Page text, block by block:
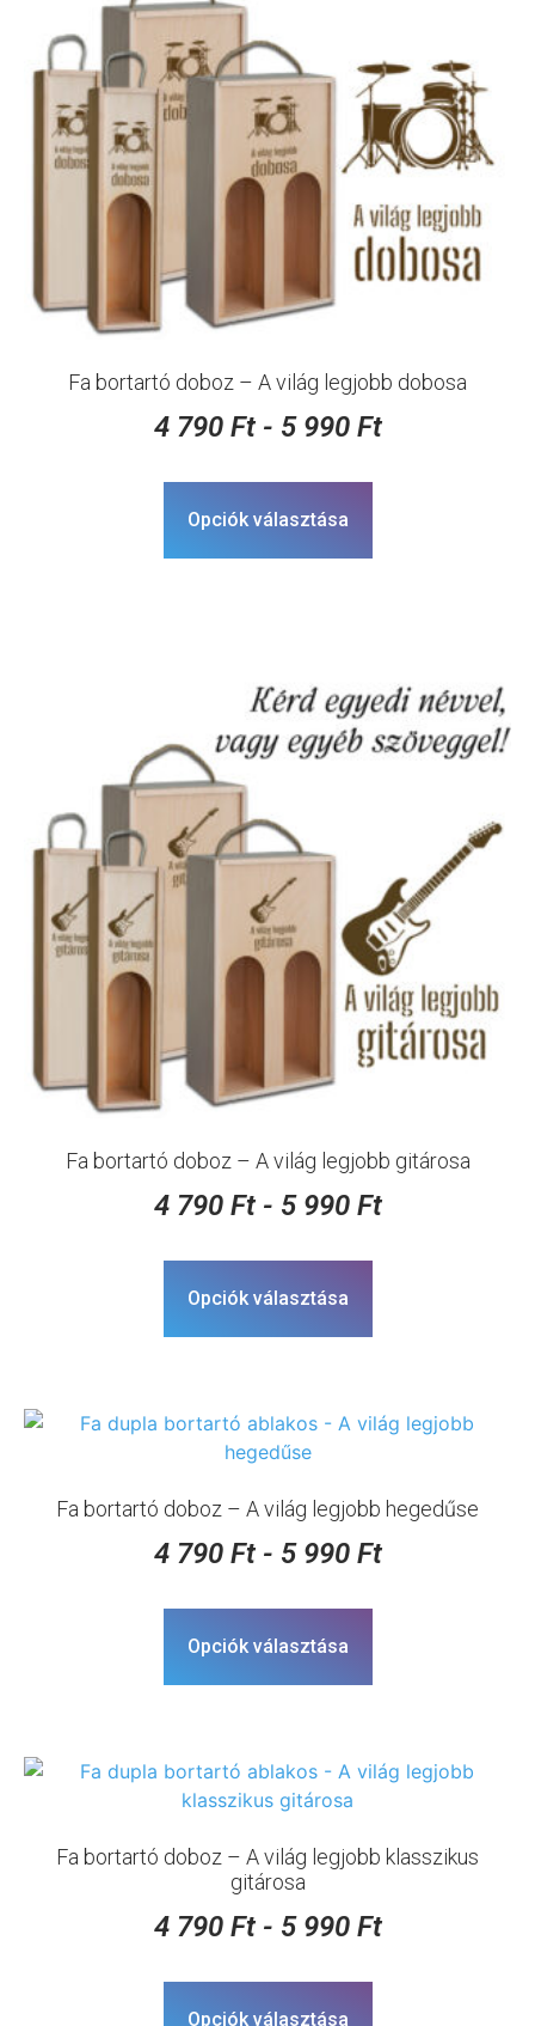
Fa bortartó doboz – A világ legjobb dobosa
4 790 Ft- 5 990 Ft
Opciók választása
Fa bortartó doboz – A világ legjobb gitárosa
4 790 Ft- 5 990 Ft
Opciók választása
Fa bortartó doboz – A világ legjobb hegedűse
4 790 Ft- 5 990 Ft
Opciók választása
Fa bortartó doboz – A világ legjobb klasszikus
gitárosa
4 790 Ft- 5 990 Ft
Opciók választása